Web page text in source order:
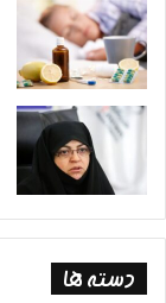
دسته ها